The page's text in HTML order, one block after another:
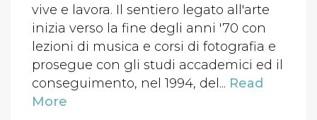
vive e lavora. Il sentiero legato all'arte
inizia verso la fine degli anni '70 con
lezioni di musica e corsi di fotografia e
prosegue con gli studi accademici ed il
conseguimento, nel 1994, del... Read
More